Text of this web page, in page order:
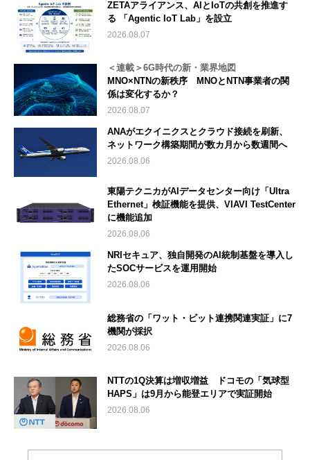
ZETAアライアンス、AIとIoTの共創を推進す
る 「Agentic IoT Lab」を設立
2026.08.07
＜連載＞6G時代の新・業界地図
MNO×NTNの新秩序 MNOとNTN事業者の関
係は変化するか？
2026.08.07
ANAがエクイニクスとクラウド接続を刷新、
ネットワーク構築期間が数カ月から数週間へ
2026.08.06
東陽テクニカがAIデータセンター向け「Ultra
Ethernet」検証機能を提供、VIAVI TestCenter
に機能追加
2026.08.06
NRIセキュア、独自開発のAI統制基盤を導入し
たSOCサービスを運用開始
2026.08.06
総務省の「ワット・ビット連携関連実証」に7
機関が採択
2026.08.06
NTTの1Q決算は増収増益 ドコモの「気球型
HAPS」は9月から能登エリアで実証開始
2026.08.06